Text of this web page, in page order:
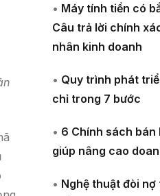
• Máy tính tiền có
Câu trả lời chính
nhân kinh doanh
• Quy trình phát
chỉ trong 7 bước
• 6 Chính sách bán
giúp nâng cao
• Nghệ thuật đòi